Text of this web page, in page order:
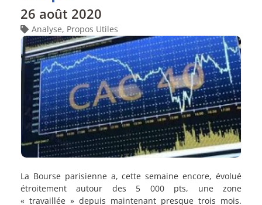
26 août 2020
Analyse, Propos Utiles
La Bourse parisienne a, cette semaine encore, évolué
étroitement autour des 5 000 pts, une zone
« travaillée » depuis maintenant presque trois mois.